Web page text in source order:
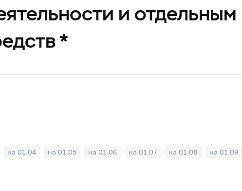
и
*
на 01.04 на 01.05 на 01.06 на 01.07 на 01.08 на 01.09